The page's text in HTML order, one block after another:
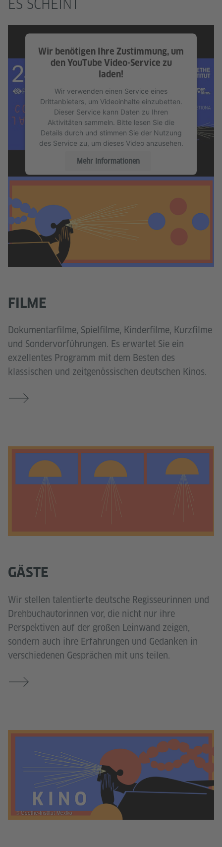
ES SCHEINT
Wir benötigen Ihre Zustimmung, um
den YouTube Video-Service zu
laden!
Wir verwenden einen Service eines
Drittanbieters, um Videoinhalte einzubetten.
Dieser Service kann Daten zu Ihren
Aktivitäten sammeln. Bitte lesen Sie die
Details durch und stimmen Sie der Nutzung
des Service zu, um dieses Video anzusehen.
Mehr Informationen
FILME
Dokumentarfilme, Spielfilme, Kinderfilme, Kurzfilme
und Sondervorführungen. Es erwartet Sie ein
exzellentes Programm mit dem Besten des
klassischen und zeitgenössischen deutschen Kinos.
GÄSTE
Wir stellen talentierte deutsche Regisseurinnen und
Drehbuchautorinnen vor, die nicht nur ihre
Perspektiven auf der großen Leinwand zeigen,
sondern auch ihre Erfahrungen und Gedanken in
verschiedenen Gesprächen mit uns teilen.
© Goethe-Institut Mexiko